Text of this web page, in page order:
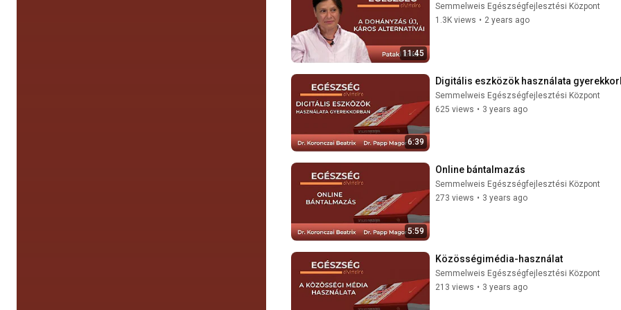
11:45
Semmelweis Egészségfejlesztési Központ
1.3K views • 2 years ago
6:39
Digitális eszközök használata
Semmelweis Egészségfejlesztési Központ
625 views • 3 years ago
5:59
Online bántalmazás
Semmelweis Egészségfejlesztési Központ
273 views • 3 years ago
Közösségimédia-használat
Semmelweis Egészségfejlesztési Központ
213 views • 3 years ago